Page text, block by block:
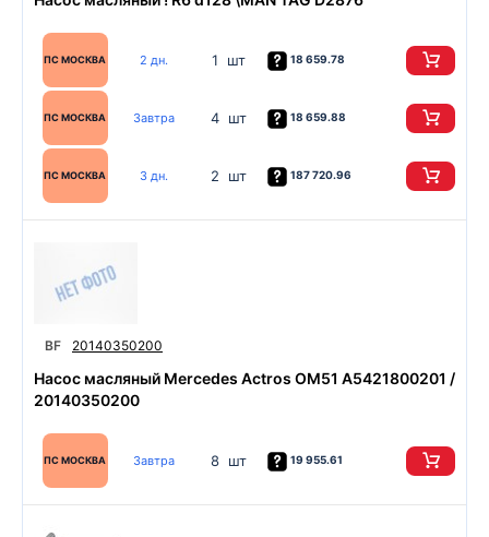
ПС МОСКВА 2 дн. 1 шт 18 659.78
ПС МОСКВА Завтра 4 шт 18 659.88
ПС МОСКВА 3 дн. 2 шт 187 720.96
BF 20140350200
Насос масляный Mercedes Actros OM51 A5421800201 /
20140350200
ПС МОСКВА Завтра 8 шт 19 955.61